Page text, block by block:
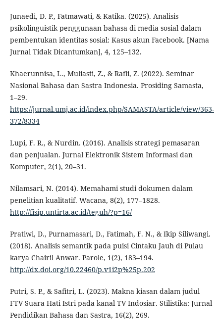
Junaedi, D. P., Fatmawati, & Katika. (2025). Analisis
psikolinguistik penggunaan bahasa di media sosial dalam
pembentukan identitas sosial: Kasus akun Facebook. [Nama
Jurnal Tidak Dicantumkan], 4, 125–132.
Khaerunnisa, L., Muliasti, Z., & Rafli, Z. (2022). Seminar
Nasional Bahasa dan Sastra Indonesia. Prosiding Samasta,
1–29.
https://jurnal.umj.ac.id/index.php/SAMASTA/article/view/363-
372/8334
Lupi, F. R., & Nurdin. (2016). Analisis strategi pemasaran
dan penjualan. Jurnal Elektronik Sistem Informasi dan
Komputer, 2(1), 20–31.
Nilamsari, N. (2014). Memahami studi dokumen dalam
penelitian kualitatif. Wacana, 8(2), 177–1828.
http://fisip.untirta.ac.id/teguh/?p=16/
Pratiwi, D., Purnamasari, D., Fatimah, F. N., & Ikip Siliwangi.
(2018). Analisis semantik pada puisi Cintaku Jauh di Pulau
karya Chairil Anwar. Parole, 1(2), 183–194.
http://dx.doi.org/10.22460/p.v1i2p%25p.202
Putri, S. P., & Safitri, L. (2023). Makna kiasan dalam judul
FTV Suara Hati Istri pada kanal TV Indosiar. Stilistika: Jurnal
Pendidikan Bahasa dan Sastra, 16(2), 269.